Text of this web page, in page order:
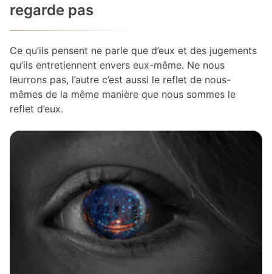
regarde pas
Ce qu’ils pensent ne parle que d’eux et des jugements
qu’ils entretiennent envers eux-même. Ne nous
leurrons pas, l’autre c’est aussi le reflet de nous-
mêmes de la même manière que nous sommes le
reflet d’eux.